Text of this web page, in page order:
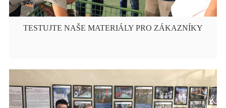
TESTUJTE NAŠE MATERIÁLY PRO ZÁKAZNÍKY